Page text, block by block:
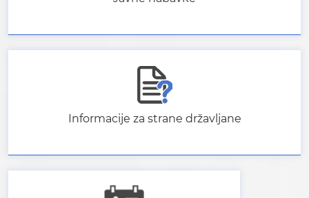
Informacije za strane državljane